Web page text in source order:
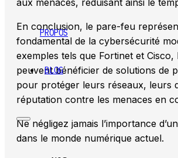
PROPOS
BLOG
aux menaces, réduisant ainsi le
En conclusion, le pare-feu
fondamental de la cybersécurité
exemples tels que Fortinet et Cisco,
peuvent bénéficier de solutions de
pour protéger leurs réseaux, leurs
réputation contre les menaces en
Ne négligez jamais l’importance
dans le monde numérique actuel.